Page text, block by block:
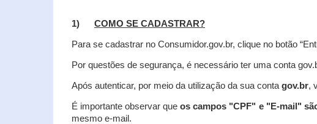
1) COMO SE CADASTRAR?
Para se cadastrar no Consumidor.gov.br, clique no botão
Por questões de segurança, é necessário ter uma conta
Após autenticar, por meio da utilização da sua conta gov.br,
É importante observar queos campos "CPF" e "E-mail"
mesmo e-mail.